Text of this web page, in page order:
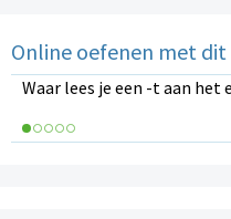
Online oefenen met
Waar lees je een -t aan het